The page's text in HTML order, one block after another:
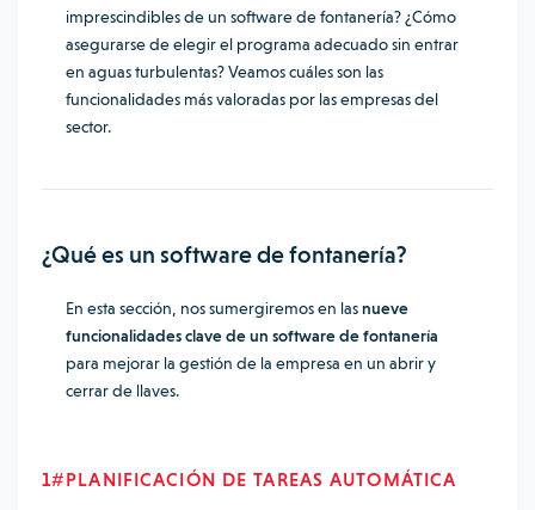
imprescindibles de un software de fontanería? ¿Cómo
asegurarse de elegir el programa adecuado sin entrar
en aguas turbulentas? Veamos cuáles son las
funcionalidades más valoradas por las empresas del
sector.
¿Qué es un software de fontanería?
En esta sección, nos sumergiremos en lasnueve
funcionalidades clave de un software de fontanería
para mejorar la gestión de la empresa en un abrir y
cerrar de llaves.
1#PLANIFICACIÓN DE TAREAS AUTOMÁTICA